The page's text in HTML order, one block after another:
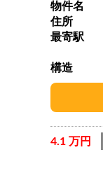
物件名
住所
最寄駅
構造
4.1 万円